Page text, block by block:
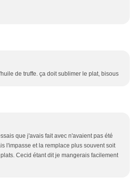
de truffe. ça doit sublimer le plat, bisous
que j'avais fait avec n'avaient pas été
l'impasse et la remplace plus souvent soit
Cecid étant dit je mangerais facilement